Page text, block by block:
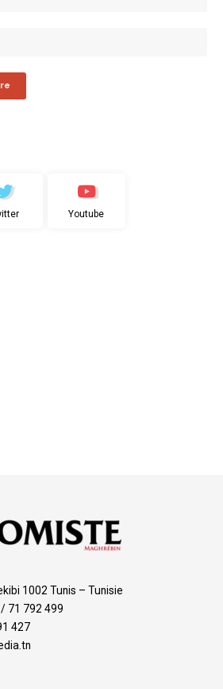
Youtube
1002 Tunis – Tunisie
71 792 499
427